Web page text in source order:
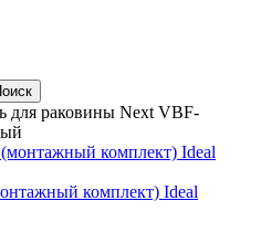
для раковины Next VBF-
комплект) Ideal